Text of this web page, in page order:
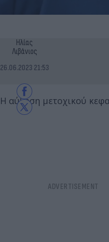
Ηλίας
Λιβάνιος
26.06.2023 21:53
Η αύξηση μετοχικού